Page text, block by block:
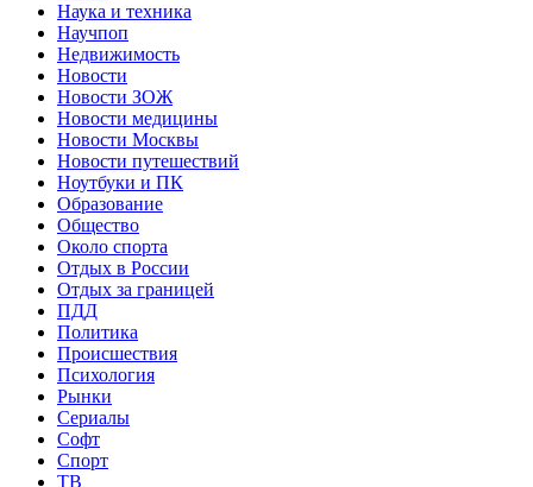
Наука и техника
Научпоп
Недвижимость
Новости
Новости ЗОЖ
Новости медицины
Новости Москвы
Новости путешествий
Ноутбуки и ПК
Образование
Общество
Около спорта
Отдых в России
Отдых за границей
ПДД
Политика
Происшествия
Психология
Рынки
Сериалы
Софт
Спорт
ТВ